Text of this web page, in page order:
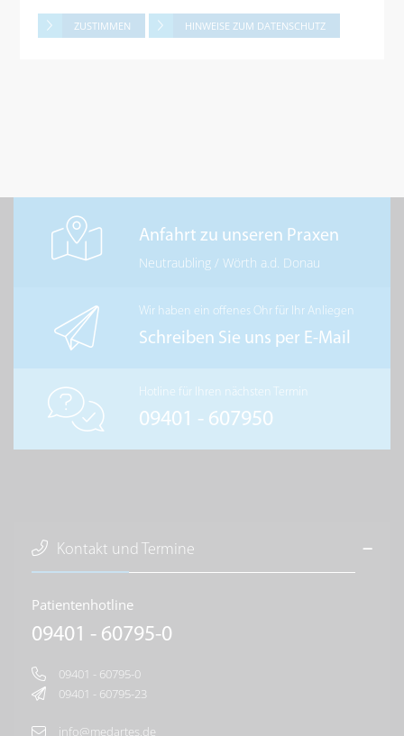
ZUSTIMMEN HINWEISE ZUM DATENSCHUTZ
Anfahrt zu unseren Praxen
Neutraubling /Wörth a.d. Donau
Wir haben ein offenes Ohr für Ihr Anliegen
Schreiben Sie uns per E-Mail
Hotline für Ihren nächsten Termin
09401 - 607950
Kontakt und Termine
Patientenhotline
09401 - 60795-0
09401 - 60795-0
09401 - 60795-23
info@medartes.de